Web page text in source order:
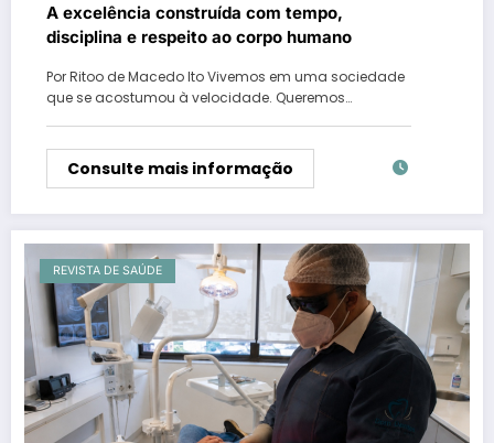
A excelência construída com tempo,
disciplina e respeito ao corpo humano
Por Ritoo de Macedo Ito Vivemos em uma sociedade
que se acostumou à velocidade. Queremos…
Consulte mais informação
REVISTA DE SAÚDE